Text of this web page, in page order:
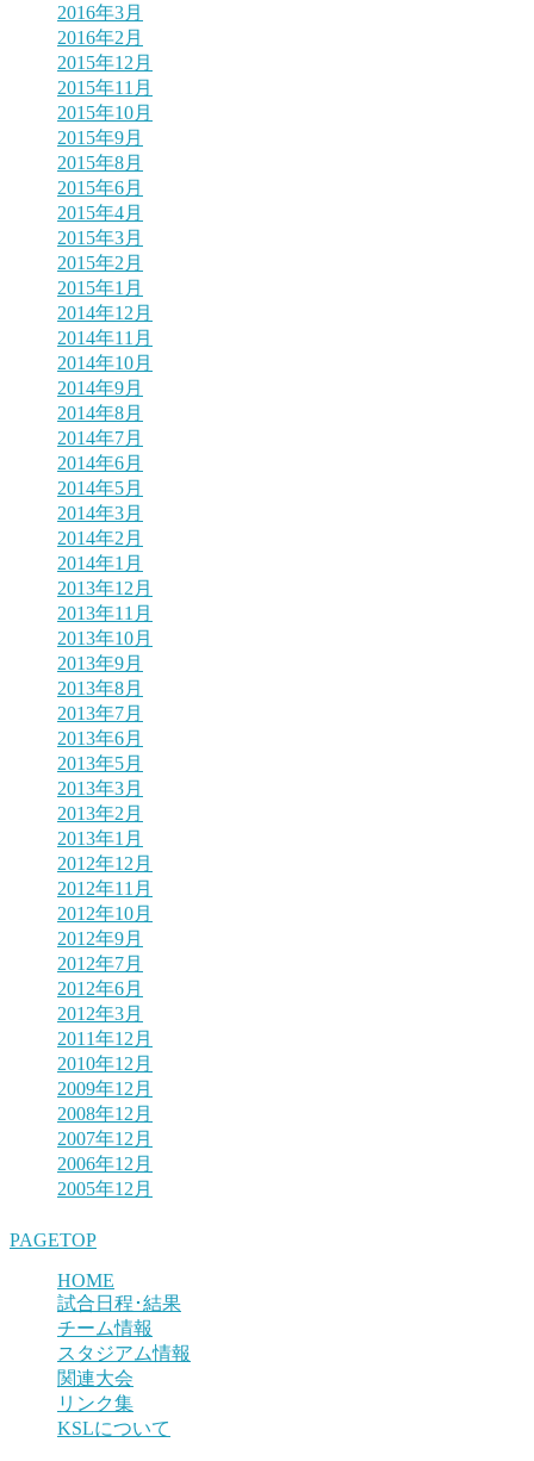
2016年3月
2016年2月
2015年12月
2015年11月
2015年10月
2015年9月
2015年8月
2015年6月
2015年4月
2015年3月
2015年2月
2015年1月
2014年12月
2014年11月
2014年10月
2014年9月
2014年8月
2014年7月
2014年6月
2014年5月
2014年3月
2014年2月
2014年1月
2013年12月
2013年11月
2013年10月
2013年9月
2013年8月
2013年7月
2013年6月
2013年5月
2013年3月
2013年2月
2013年1月
2012年12月
2012年11月
2012年10月
2012年9月
2012年7月
2012年6月
2012年3月
2011年12月
2010年12月
2009年12月
2008年12月
2007年12月
2006年12月
2005年12月
PAGETOP
HOME
試合日程･結果
チーム情報
スタジアム情報
関連大会
リンク集
KSLについて